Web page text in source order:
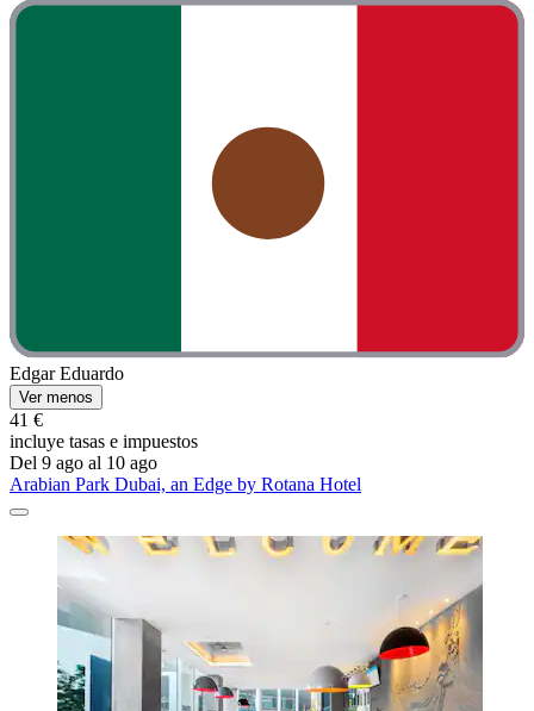
Edgar Eduardo
Ver menos
41 €
incluye tasas e impuestos
Del 9 ago al 10 ago
Arabian Park Dubai, an Edge by Rotana Hotel